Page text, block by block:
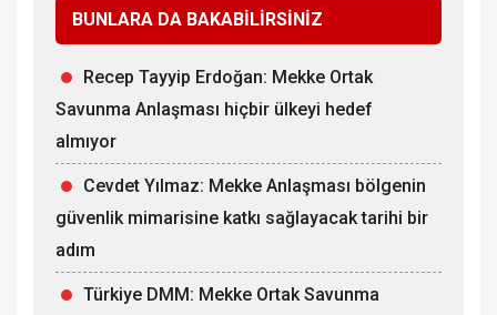
BUNLARA DA BAKABİLİRSİNİZ
Recep Tayyip Erdoğan: Mekke Ortak
Savunma Anlaşması hiçbir ülkeyi hedef
almıyor
Cevdet Yılmaz: Mekke Anlaşması bölgenin
güvenlik mimarisine katkı sağlayacak tarihi bir
adım
Türkiye DMM: Mekke Ortak Savunma